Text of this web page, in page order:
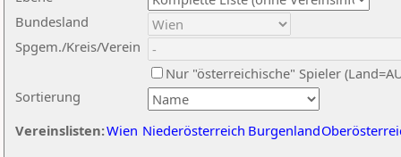
Sortierung
Bundesland
Spgem./Kreis/Verein
Nur "österreichische" Spieler
Vereinslisten:Wien Niederösterreich Burgenland